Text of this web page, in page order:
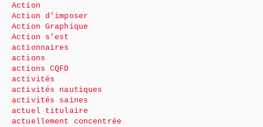
Action
Action d’imposer
Action Graphique
Action s’est
actionnaires
actions
actions CQFD
activités
activités nautiques
activités saines
actuel titulaire
actuellement concentrée